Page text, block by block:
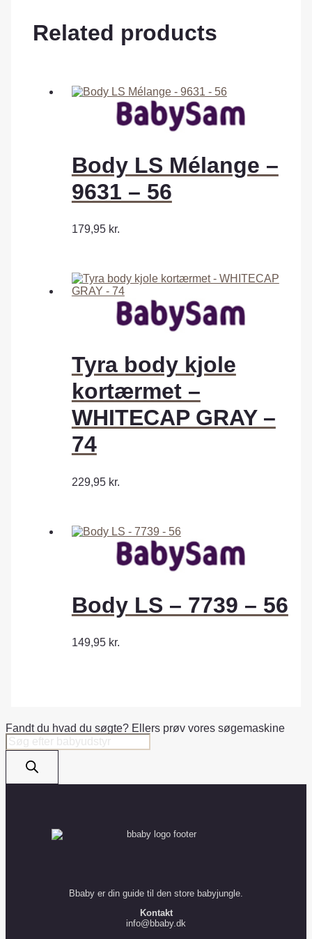
Related products
Body LS Mélange –
9631 – 56
179,95 kr.
Tyra body kjole
kortærmet –
WHITECAP GRAY –
74
229,95 kr.
Body LS – 7739 – 56
149,95 kr.
Fandt du hvad du søgte? Ellers prøv vores søgemaskine
Products
search
Bbaby er din guide til den store babyjungle.
Kontakt
info@bbaby.dk